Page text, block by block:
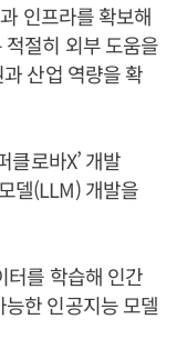
인프라를 확보해
절히 외부 도움을
산업 역량을 확
로바X’ 개발
델(LLM) 개발을
터를 학습해 인간
한 인공지능 모델